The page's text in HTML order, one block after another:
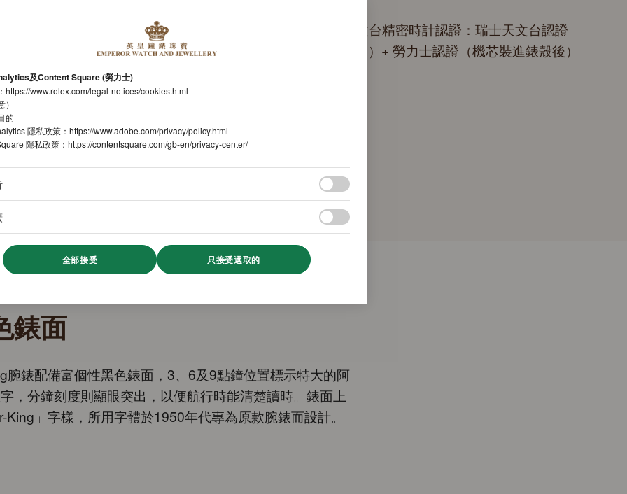
自動上鏈機械恒動機芯
機芯型號
勞力士3230型機芯
頂級天文台精密時計認證：瑞士天文台認證
（COSC）+ 勞力士認證（機芯裝進錶殼後）
錶面
腕錶配備富個性黑色錶面，3、6及9點鐘位置標示特大的阿
，分鐘刻度則顯眼突出，以便航行時能清楚讀時。錶面上
King」字樣，所用字體於1950年代專為原款腕錶而設計。
及Content Square (勞力士)
https://www.rolex.com/legal-notices/cookies.html
的
隱私政策： https://www.adobe.com/privacy/policy.html
隱私政策： https://contentsquare.com/gb-en/privacy-center/
全部接受 只接受選取的